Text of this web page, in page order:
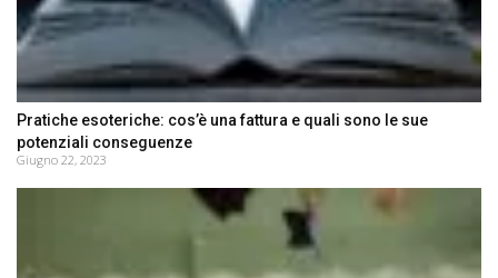
Pratiche esoteriche: cos’è una fattura e quali sono le sue
potenziali conseguenze
Giugno 22, 2023